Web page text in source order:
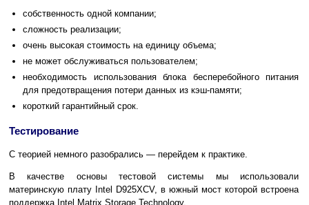
собственность одной компании;
сложность реализации;
очень высокая стоимость на единицу объема;
не может обслуживаться пользователем;
необходимость использования блока бесперебойного питания
для предотвращения потери данных из кэш-памяти;
короткий гарантийный срок.
Тестирование
С теорией немного разобрались — перейдем к практике.
В качестве основы тестовой системы мы использовали
материнскую плату Intel D925XCV, в южный мост которой встроена
поддержка Intel Matrix Storage Technology.